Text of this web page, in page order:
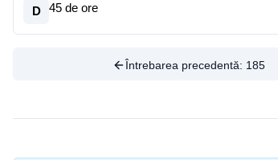
D 45 de ore
Întrebarea precedentă: 185